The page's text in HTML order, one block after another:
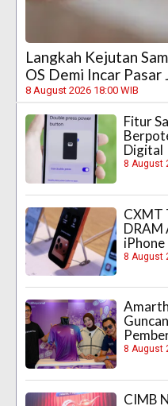
Langkah Kejutan
OS Demi Incar
8 August 2026 18:00 WIB
Fitur
Digital
8 August
CXMT
DRAM
iPhone
8 August
8 August
CIMB